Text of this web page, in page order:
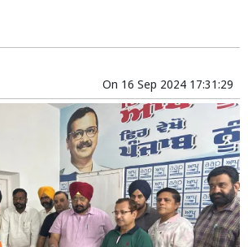
On 16 Sep 2024 17:31:29